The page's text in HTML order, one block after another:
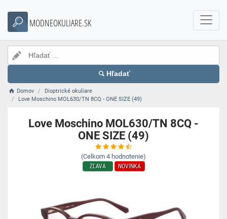
MODNEOKULIARE.SK
Hľadať
Domov
Dioptrické okuliare
Love Moschino MOL630/TN 8CQ - ONE SIZE (49)
Love Moschino MOL630/TN 8CQ -
ONE SIZE (49)
(Celkom 4 hodnotenie)
ZĽAVA NOVINKA